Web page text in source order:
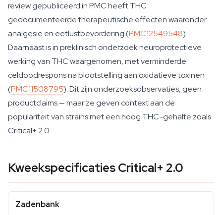
review gepubliceerd in PMC heeft THC
gedocumenteerde therapeutische effecten waaronder
analgesie en eetlustbevordering (PMC12549548).
Daarnaast is in preklinisch onderzoek neuroprotectieve
werking van THC waargenomen, met verminderde
celdoodrespons na blootstelling aan oxidatieve toxinen
(PMC11508795). Dit zijn onderzoeksobservaties, geen
productclaims — maar ze geven context aan de
populariteit van strains met een hoog THC-gehalte zoals
Critical+ 2.0.
Kweekspecificaties Critical+ 2.0
Zadenbank